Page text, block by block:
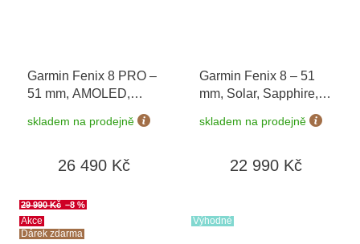
Garmin Fenix 8 PRO –
51 mm, AMOLED,
Graphite/Black 010-
skladem na prodejně
26 490 Kč
Garmin Fenix 8 – 51
mm, Solar, Sapphire,
titanium s Black/Grey
skladem na prodejně
22 990 Kč
Akce
Dárek zdarma
29 990 Kč –8 %
Výhodné